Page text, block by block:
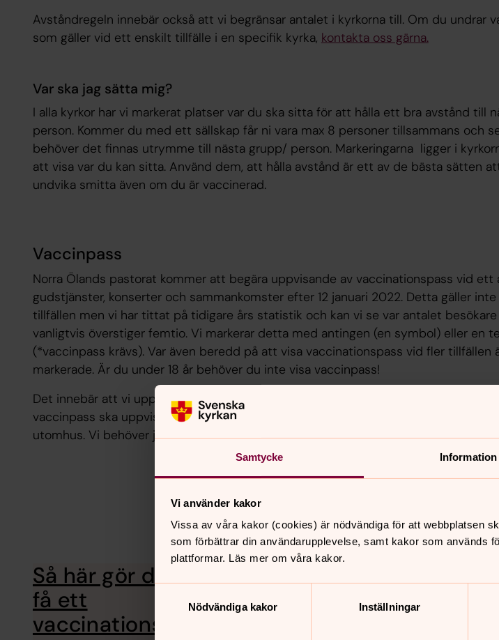
Samtycke Information
Vi använder kakor
Vissa av våra kakor (cookies) är nödvändiga för att webbplatsen
som förbättrar din användarupplevelse, samt kakor som används
plattformar. Läs mer om våra kakor.
Nödvändiga kakor
Inställningar
Avståndregeln innebär också att vi begränsar antalet i kyrkorna till. Om du undrar
som gäller vid ett enskilt tillfälle i en specifik kyrka, kontakta oss gärna.
Var ska jag sätta mig?
I alla kyrkor har vi markerat platser var du ska sitta för att hålla ett bra avstånd till
person. Kommer du med ett sällskap får ni vara max 8 personer tillsammans och
behöver det finnas utrymme till nästa grupp/ person. Markeringarna ligger i
att visa var du kan sitta. Använd dem, att hålla avstånd är ett av de bästa sätten
undvika smitta även om du är vaccinerad.
Vaccinpass
Norra Ölands pastorat kommer att begära uppvisande av vaccinationspass vid ett
gudstjänster, konserter och sammankomster efter 12 januari 2022. Detta gäller inte
tillfällen men vi har tittat på tidigare års statistik och kan vi se var antalet besökare
vanligtvis överstiger femtio. Vi markerar detta med antingen (en symbol) eller en
(*vaccinpass krävs). Var även beredd på att visa vaccinationspass vid fler tillfällen
markerade. Är du under 18 år behöver du inte visa vaccinpass!
Det innebär att vi uppmanar deltagare att komma i god tid till sammankomster där
vaccinpass ska uppvisas. Tänk också på att klä dig varmt eftersom väntetiden kan
utomhus. Vi behöver ju hålla fortsatt avstånd till varandra!
Så här gör du för att
få ett
vaccinationspass
Vaccinpass ger dig som bor i Sverige
många doser du fått. Du kan beställa
blankett.